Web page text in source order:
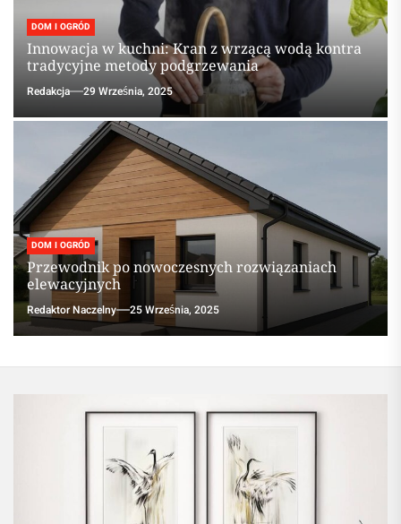
DOM I OGRÓD
Innowacja w kuchni: Kran z wrzącą wodą kontra
tradycyjne metody podgrzewania
Redakcja 29 Września, 2025
DOM I OGRÓD
Przewodnik po nowoczesnych rozwiązaniach
elewacyjnych
Redaktor Naczelny 25 Września, 2025